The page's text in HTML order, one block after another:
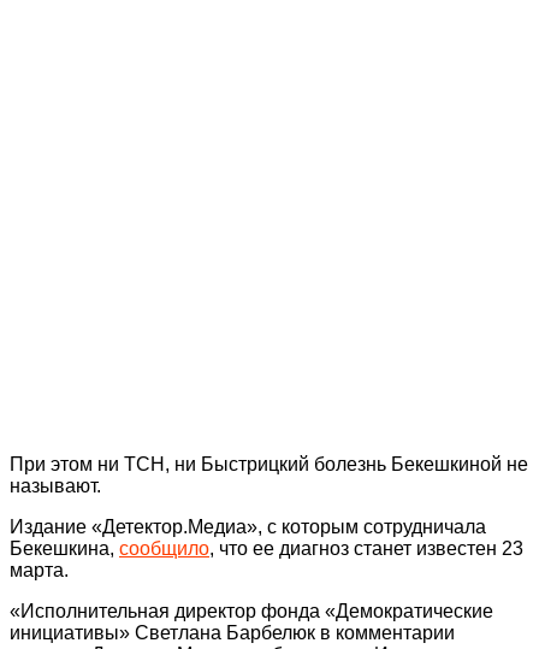
При этом ни ТСН, ни Быстрицкий болезнь Бекешкиной не
называют.
Издание «Детектор.Медиа», с которым сотрудничала
Бекешкина, сообщило, что ее диагноз станет известен 23
марта.
«Исполнительная директор фонда «Демократические
инициативы» Светлана Барбелюк в комментарии